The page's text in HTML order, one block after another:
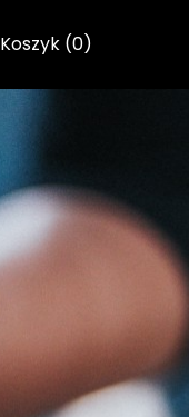
Koszyk (0)